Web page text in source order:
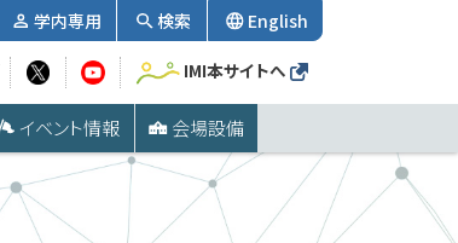
イベント情報 会場設備
学内専用 検索 English
IMI本サイトへ